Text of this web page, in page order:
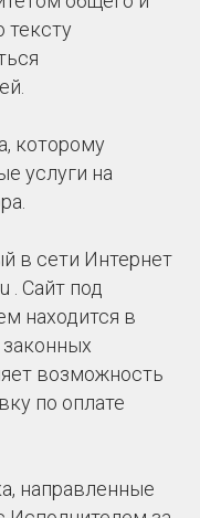
тексту
которому
услуги на
в сети Интернет
. Сайт под
находится в
возможность
по оплате
направленные